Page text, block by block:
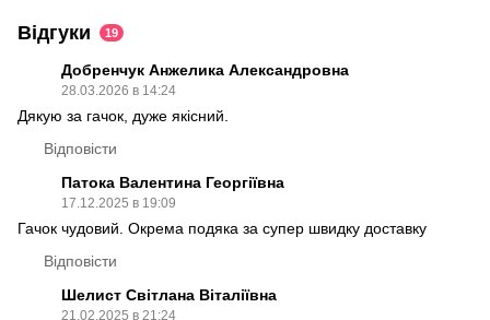
Відгуки 19
Добренчук Анжелика Александровна
28.03.2026 в 14:24
Дякую за гачок, дуже якісний.
Відповісти
Патока Валентина Георгіївна
17.12.2025 в 19:09
Гачок чудовий. Окрема подяка за супер швидку доставку
Відповісти
Шелист Світлана Віталіївна
21.02.2025 в 21:24